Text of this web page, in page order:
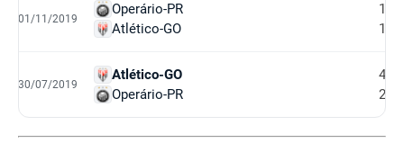
01/11/2019
Operário-PR
Atlético-GO
1
1
30/07/2019
Atlético-GO
Operário-PR
4
2